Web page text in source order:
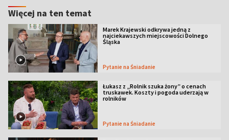
Więcej na ten temat
Marek Krajewski odkrywa jedną z
najciekawszych miejscowości Dolnego
Śląska
Pytanie na Śniadanie
Łukasz z „Rolnik szuka żony” o cenach
truskawek. Koszty i pogoda uderzają w
rolników
Pytanie na Śniadanie